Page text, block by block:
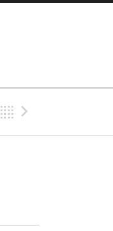
Previous Track
Back